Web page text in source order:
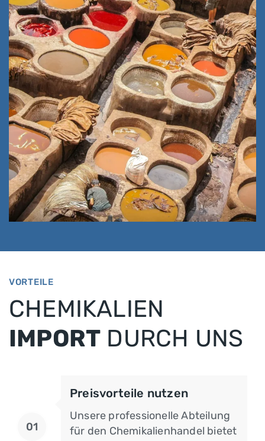
VORTEILE
CHEMIKALIEN
IMPORT DURCH UNS
01
Preisvorteile nutzen
Unsere professionelle Abteilung
für den Chemikalienhandel bietet